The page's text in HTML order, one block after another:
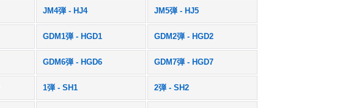
JM4弾 - HJ4 JM5弾 - HJ5
GDM1弾 - HGD1 GDM2弾 - HGD2
GDM6弾 - HGD6 GDM7弾 - HGD7
1弾 - SH1 2弾 - SH2